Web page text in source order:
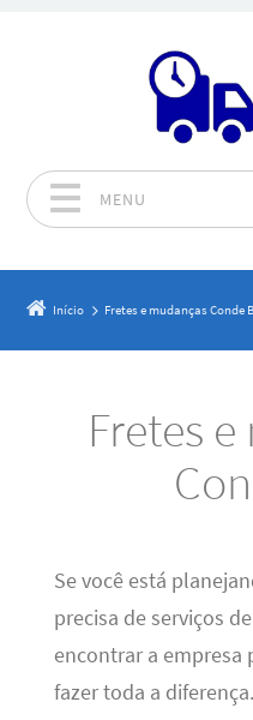
MENU
Início Fretes e mudanças Conde
Fretes
Se você está
precisa de serviços de
encontrar a empresa
fazer toda a diferença.